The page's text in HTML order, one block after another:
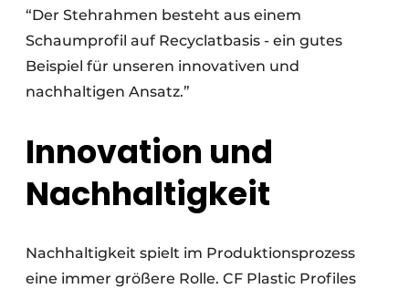
“Der Stehrahmen besteht aus einem
Schaumprofil auf Recyclatbasis - ein gutes
Beispiel für unseren innovativen und
nachhaltigen Ansatz.”
Innovation und
Nachhaltigkeit
Nachhaltigkeit spielt im Produktionsprozess
eine immer größere Rolle. CF Plastic Profiles